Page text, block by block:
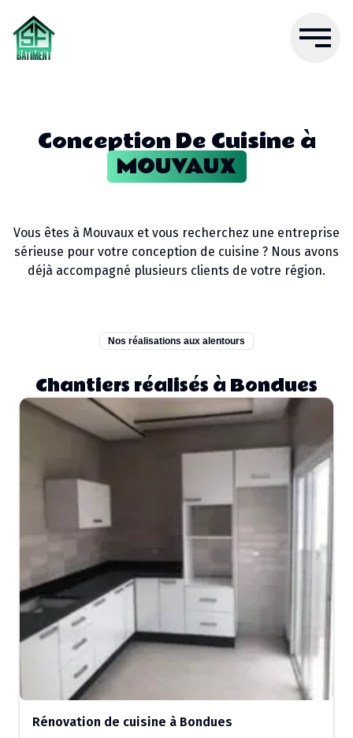
Conception De Cuisineà
MOUVAUX
Vous êtes à Mouvaux et vous recherchez une entreprise
sérieuse pour votre conception de cuisine ? Nous avons
déjà accompagné plusieurs clients de votre région.
Nos réalisations aux alentours
Chantiers réalisés à Bondues
Rénovation de cuisine à Bondues